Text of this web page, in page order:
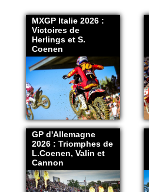
MXGP Italie 2026 :
Victoires de
Herlings et S.
Coenen
GP d'Allemagne
2026 : Triomphes de
L.Coenen, Valin et
Cannon